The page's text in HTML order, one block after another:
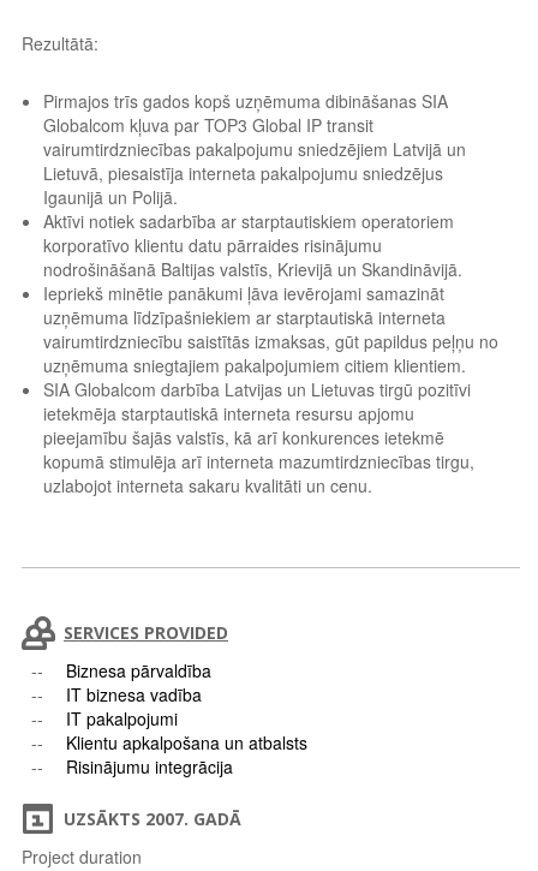
Rezultātā:
Pirmajos trīs gados kopš uzņēmuma dibināšanas SIA
Globalcom kļuva par TOP3 Global IP transit
vairumtirdzniecības pakalpojumu sniedzējiem Latvijā un
Lietuvā, piesaistīja interneta pakalpojumu sniedzējus
Igaunijā un Polijā.
Aktīvi notiek sadarbība ar starptautiskiem operatoriem
korporatīvo klientu datu pārraides risinājumu
nodrošināšanā Baltijas valstīs, Krievijā un Skandināvijā.
Iepriekš minētie panākumi ļāva ievērojami samazināt
uzņēmuma līdzīpašniekiem ar starptautiskā interneta
vairumtirdzniecību saistītās izmaksas, gūt papildus peļņu no
uzņēmuma sniegtajiem pakalpojumiem citiem klientiem.
SIA Globalcom darbība Latvijas un Lietuvas tirgū pozitīvi
ietekmēja starptautiskā interneta resursu apjomu
pieejamību šajās valstīs, kā arī konkurences ietekmē
kopumā stimulēja arī interneta mazumtirdzniecības tirgu,
uzlabojot interneta sakaru kvalitāti un cenu.
SERVICES PROVIDED
Biznesa pārvaldība
IT biznesa vadība
IT pakalpojumi
Klientu apkalpošana un atbalsts
Risinājumu integrācija
UZSĀKTS 2007. GADĀ
Project duration